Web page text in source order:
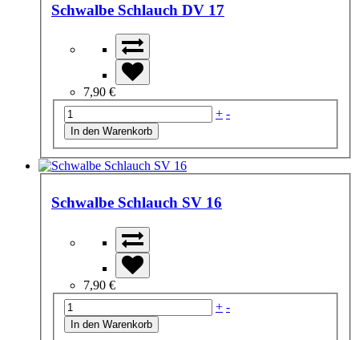
Schwalbe Schlauch DV 17
7,90 €
+ -
Schwalbe Schlauch SV 16
7,90 €
+ -